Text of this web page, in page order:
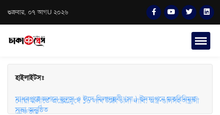
শুক্রবার, ০৭ আগU ২০২৬
হাইলাইটসঃ
নোয়াখালীতে অস্ত্রের মুখে ১০ লাখ টাকা চাঁদা দাবি: অস্ত্র-গুলিসহ সন্ত্রাসী
সভা অনুষ্ঠিত